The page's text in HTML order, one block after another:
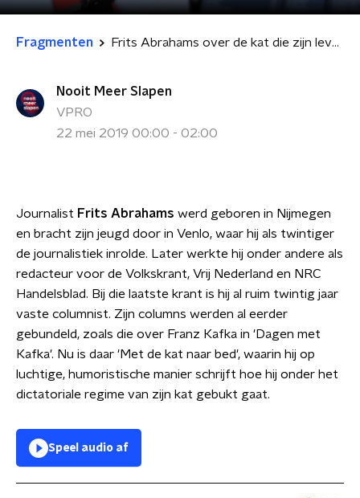
Fragmenten Frits Abrahams over de kat die zijn leven regeert
Nooit Meer Slapen
VPRO
22 mei 2019 00:00 - 02:00
Journalist Frits Abrahams werd geboren in Nijmegen
en bracht zijn jeugd door in Venlo, waar hij als twintiger
de journalistiek inrolde. Later werkte hij onder andere als
redacteur voor de Volkskrant, Vrij Nederland en NRC
Handelsblad. Bij die laatste krant is hij al ruim twintig jaar
vaste columnist. Zijn columns werden al eerder
gebundeld, zoals die over Franz Kafka in 'Dagen met
Kafka'. Nu is daar 'Met de kat naar bed', waarin hij op
luchtige, humoristische manier schrijft hoe hij onder het
dictatoriale regime van zijn kat gebukt gaat.
Speel audio af